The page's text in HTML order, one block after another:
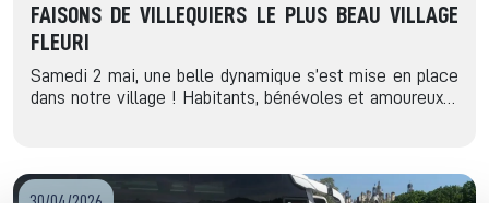
FAISONS DE VILLEQUIERS LE PLUS BEAU VILLAGE
FLEURI
Samedi 2 mai, une belle dynamique s’est mise en place
dans notre village ! Habitants, bénévoles et amoureux…
30/04/2026